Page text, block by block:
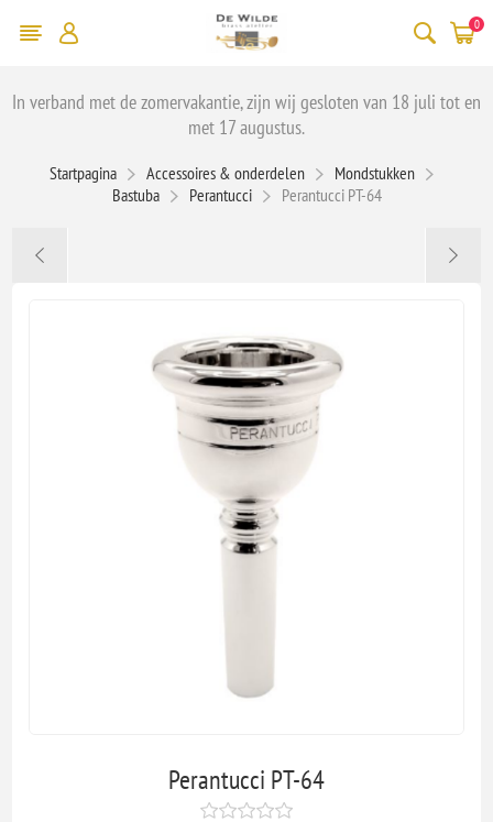
0
In verband met de zomervakantie, zijn wij gesloten van 18 juli tot en
met 17 augustus.
Startpagina Accessoires & onderdelen
Mondstukken
Bastuba
Perantucci Perantucci PT-64
Perantucci PT-64